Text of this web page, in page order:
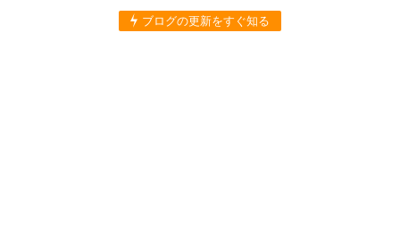
ブログの更新をすぐ知る